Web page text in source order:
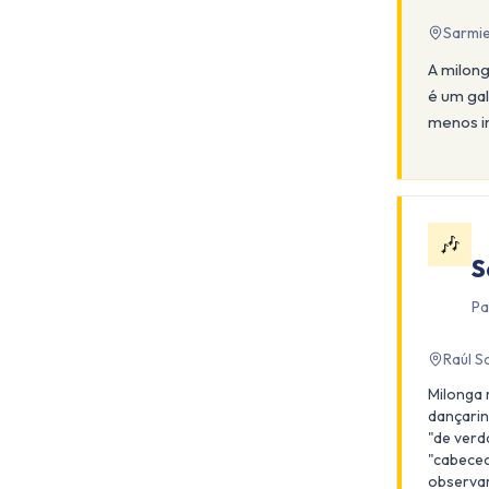
A
é um
menos
🎶
Raúl
Milonga
"de